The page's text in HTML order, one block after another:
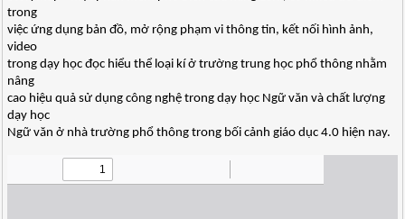
trong
việc ứng dụng bản đồ, mở rộng phạm vi thông tin, kết nối hình ảnh,
video
trong dạy học đọc hiểu thể loại kí ở trường trung học phổ thông nhằm
nâng
cao hiệu quả sử dụng công nghệ trong dạy học Ngữ văn và chất lượng
dạy học
Ngữ văn ở nhà trường phổ thông trong bối cảnh giáo dục 4.0 hiện nay.